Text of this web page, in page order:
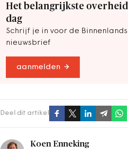
Het belangrijkste
dag
Schrijf je in voor de
nieuwsbrief
aanmelden
Deel dit artikel
Koen Enneking